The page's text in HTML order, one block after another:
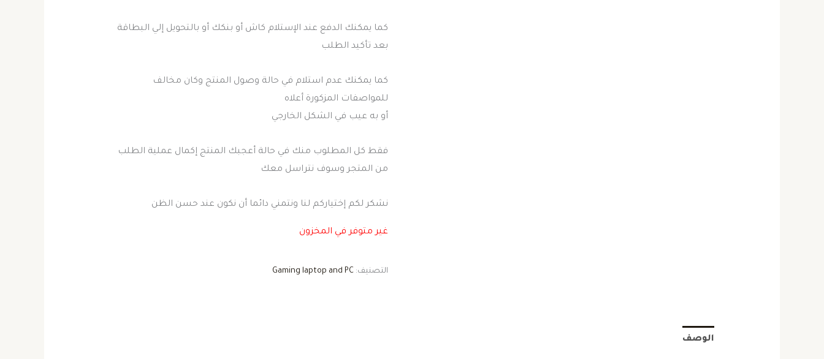
كما يمكنك الدفع عند الإستلام كاش أو بنكك أو بالتحويل إلي البطاقة
بعد تأكيد الطلب
كما يمكنك عدم استلام في حالة وصول المنتج وكان مخالف
للمواصفات المزكورة أعلاه
أو به عيب في الشكل الخارجي
فقط كل المطلوب منك في حالة أعجبك المنتج إكمال عملية الطلب
من المتجر وسوف نتراسل معك
نشكر لكم إختياركم لنا ونتمني دائما أن نكون عند حسن الظن
غير متوفر في المخزون
التصنيف: Gaming laptop and PC
الوصف